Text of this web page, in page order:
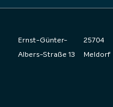
Ernst-Günter-
Albers-Straße 13
25704
Meldorf